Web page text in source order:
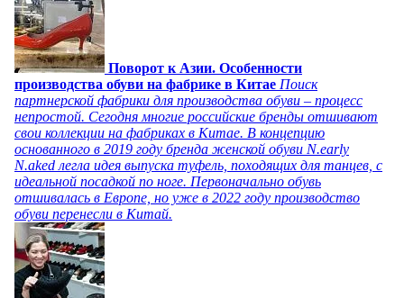
Поворот к Азии. Особенности
производства обуви на фабрике в Китае Поиск
партнерской фабрики для производства обуви – процесс
непростой. Сегодня многие российские бренды отшивают
свои коллекции на фабриках в Китае. В концепцию
основанного в 2019 году бренда женской обуви N.early
N.aked легла идея выпуска туфель, походящих для танцев, с
идеальной посадкой по ноге. Первоначально обувь
отшивалась в Европе, но уже в 2022 году производство
обуви перенесли в Китай.